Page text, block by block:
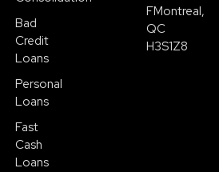
Bad
Credit
Loans
Personal
Loans
Fast
Cash
Loans
FMontreal,
QC
H3S1Z8